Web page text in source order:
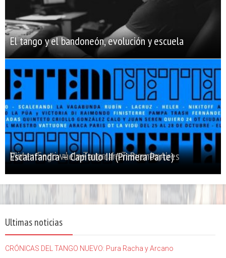
El tango y el bandoneón, evolución y escuela
Primer Festival de Tango de Temperley
Violentango vuelve a tocar en Buenos Aires
Escalafandra – Capítulo III (Primera Parte)
Ultimas noticias
CRÓNICAS DEL TANGO NUEVO: Pura Racha y Arcano